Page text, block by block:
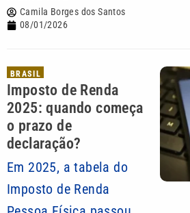
Camila Borges dos Santos
08/01/2026
BRASIL
Imposto de Renda
2025: quando começa
o prazo de
declaração?
Em 2025, a tabela do
Imposto de Renda